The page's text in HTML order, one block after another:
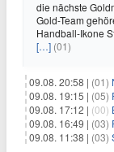
die nächste
Gold-Team
Handball-Ikone
[…] (01)
09.08. 20:58 | (01)
09.08. 19:15 | (05)
09.08. 17:12 | (00)
09.08. 16:49 | (03)
09.08. 11:38 | (03)